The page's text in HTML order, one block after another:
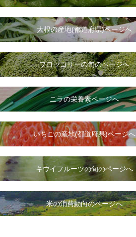
大根の産地(都道府県)ページへ
ブロッコリーの旬のページへ
ニラの栄養素ページへ
いちごの産地(都道府県)ページへ
キウイフルーツの旬のページへ
米の消費動向のページへ